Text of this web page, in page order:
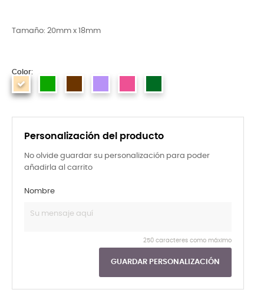
Tamaño: 20mm x 18mm
Personalización del producto
No olvide guardar su personalización para poder
añadirla al carrito
Nombre
250 caracteres como máximo
GUARDAR PERSONALIZACIÓN
Color: